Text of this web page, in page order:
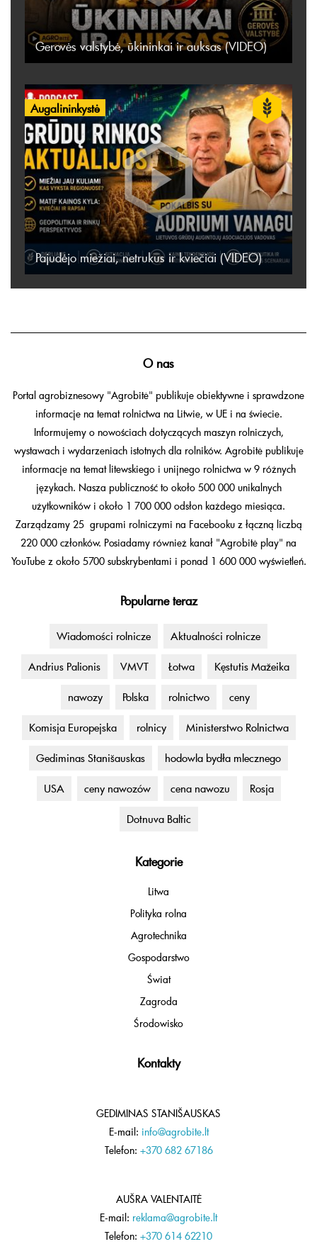
Gerovės valstybė, ūkininkai ir auksas (VIDEO)
Augalininkystė
Pajudėjo miežiai, netrukus ir kviečiai (VIDEO)
O nas
Portal agrobiznesowy "Agrobitė" publikuje obiektywne i sprawdzone
informacje na temat rolnictwa na Litwie, w UE i na świecie.
Informujemy o nowościach dotyczących maszyn rolniczych,
wystawach i wydarzeniach istotnych dla rolników. Agrobitė publikuje
informacje na temat litewskiego i unijnego rolnictwa w 9 różnych
językach. Nasza publiczność to około 500 000 unikalnych
użytkowników i około 1 700 000 odsłon każdego miesiąca.
Zarządzamy 25 grupami rolniczymi na Facebooku z łączną liczbą
220 000 członków. Posiadamy również kanał "Agrobitė play" na
YouTube z około 5700 subskrybentami i ponad 1 600 000 wyświetleń.
Popularne teraz
Wiadomości rolnicze Aktualności rolnicze
Andrius Palionis VMVT Łotwa Kęstutis Mažeika
nawozy Polska rolnictwo ceny
Komisja Europejska rolnicy Ministerstwo Rolnictwa
Gediminas Stanišauskas hodowla bydła mlecznego
USA ceny nawozów cena nawozu Rosja
Dotnuva Baltic
Kategorie
Litwa
Polityka rolna
Agrotechnika
Gospodarstwo
Świat
Zagroda
Środowisko
Kontakty
GEDIMINAS STANIŠAUSKAS
E-mail: info@agrobite.lt
Telefon: +370 682 67186
AUŠRA VALENTAITĖ
E-mail: reklama@agrobite.lt
Telefon: +370 614 62210